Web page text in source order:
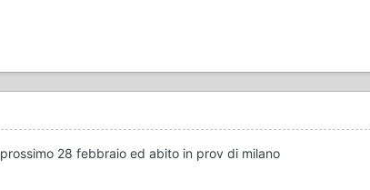
28 febbraio ed abito in prov di milano